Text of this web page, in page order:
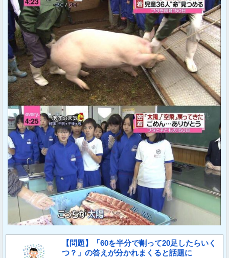
【問題】「60を半分で割って20足したらいく
つ？」の答えが分かれまくると話題に